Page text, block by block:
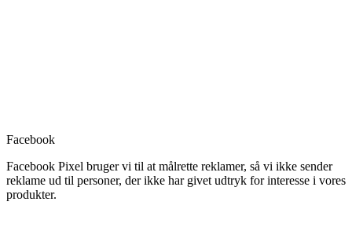
Facebook
Facebook Pixel bruger vi til at målrette reklamer, så vi ikke sender
reklame ud til personer, der ikke har givet udtryk for interesse i vores
produkter.